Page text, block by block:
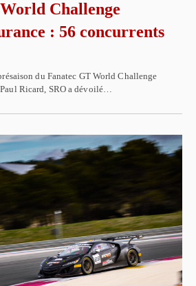
Challenge
: 56 concurrents
du Fanatec GT World Challenge
Ricard, SRO a dévoilé…